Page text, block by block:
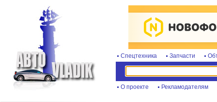
Спецтехника Запчасти
О проекте Рекламодателям